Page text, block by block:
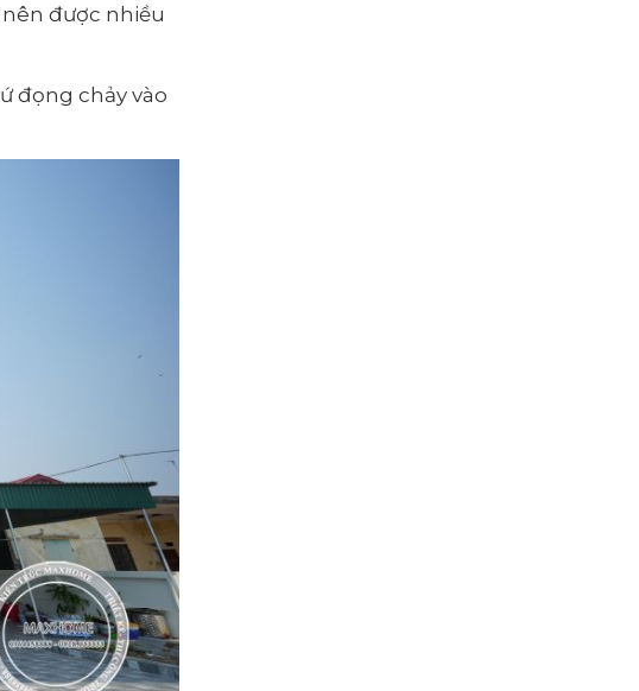
được nhiều
đọng chảy vào